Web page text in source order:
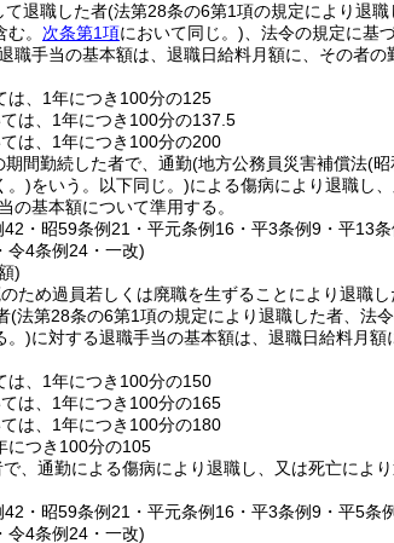
て退職した者(法第28条の6第1項の規定により退職
。 次条第1項において同じ。) 、法令の規定に基
職手当の基本額は、退職日給料月額に、その者の
は、1年につき100分の125
は、1年につき100分の137.5
は、1年につき100分の200
間勤続した者で、通勤(地方公務員災害補償法(昭
。)をいう。以下同じ。)による傷病により退職し
の基本額について準用する。
・昭59条例21・平元条例16・平3条例9・平13
令4条例24・一改)
)
ため過員若しくは廃職を生ずることにより退職
(法第28条の6第1項の規定により退職した者、法
。)に対する退職手当の基本額は、退職日給料月額
は、1年につき100分の150
は、1年につき100分の165
は、1年につき100分の180
につき100分の105
、通勤による傷病により退職し、又は死亡によ
・昭59条例21・平元条例16・平3条例9・平5
令4条例24・一改)